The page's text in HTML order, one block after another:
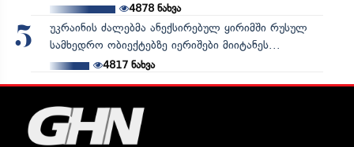
4878ნახვა
5
უკრაინის ძალებმა ანექსირებულ ყირიმში რუსულ
სამხედრო ობიექტებზე იერიშები მიიტანეს...
4817ნახვა